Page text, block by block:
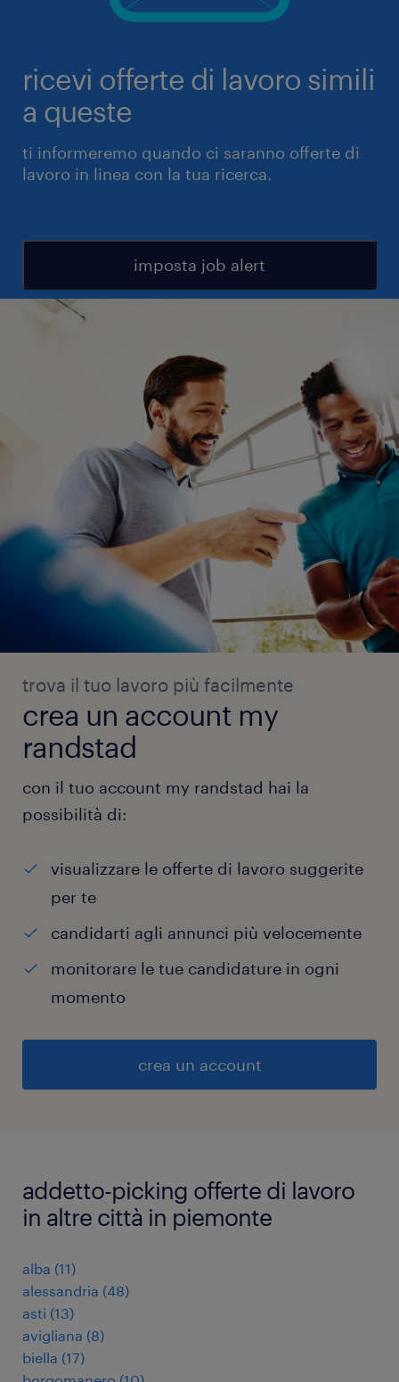
ricevi offerte di lavoro simili
a queste
ti informeremo quando ci saranno offerte di
lavoro in linea con la tua ricerca.
imposta job alert
trova il tuo lavoro più facilmente
crea un account my
randstad
con il tuo account my randstad hai la
possibilità di:
visualizzare le offerte di lavoro suggerite
per te
candidarti agli annunci più velocemente
monitorare le tue candidature in ogni
momento
crea un account
addetto-picking offerte di lavoro
in altre città in piemonte
alba (11)
alessandria (48)
asti (13)
avigliana (8)
biella (17)